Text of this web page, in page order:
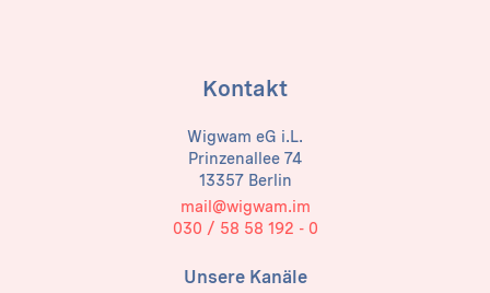
Kontakt
Wigwam eG i.L.
Prinzenallee 74
13357 Berlin
mail@wigwam.im
030 / 58 58 192 - 0
Unsere Kanäle